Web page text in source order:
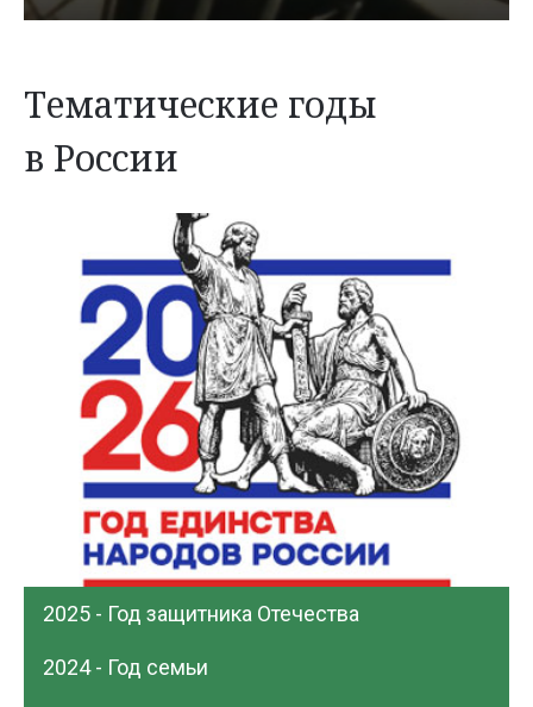
Тематические годы
в России
2025 - Год защитника Отечества
2024 - Год семьи